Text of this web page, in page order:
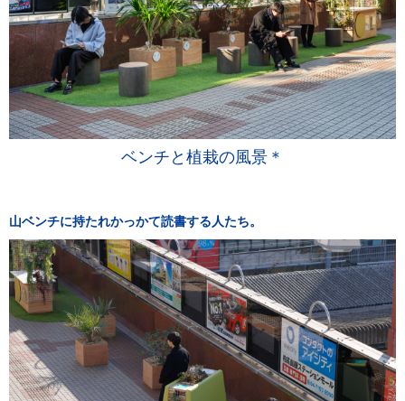
ベンチと植栽の風景＊
山ベンチに持たれかっかて読書する人たち。